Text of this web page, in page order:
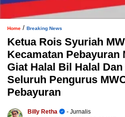
Home / Breaking News
Ketua Rois Syuriah
Kecamatan Pebayuran
Giat Halal Bil Halal
Seluruh Pengurus
Pebayuran
Billy Retha
- Jurnalis